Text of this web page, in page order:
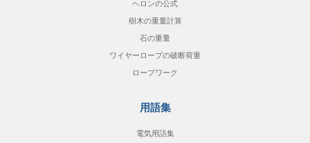
ヘロンの公式
樹木の重量計算
石の重量
ワイヤーロープの破断荷重
ロープワーク
用語集
電気用語集